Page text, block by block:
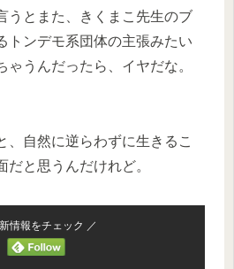
うとまた、きくまこ先生のブ
トンデモ系団体の主張みたい
ゃうんだったら、イヤだな。
、自然に逆らわずに生きるこ
だと思うんだけれど。
情報をチェック ／